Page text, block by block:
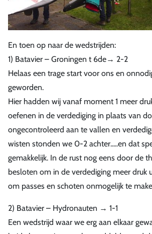
En toen op naar de wedstrijden:
1) Batavier – Groningen t 6de→ 2-2
Helaas een trage start voor ons en
geworden.
Hier hadden wij vanaf moment 1 meer
oefenen in de verdediging in plaats van
ongecontroleerd aan te vallen en
wisten stonden we 0-2 achter.....en dat
gemakkelijk. In de rust nog eens door de
besloten om in de verdediging meer druk
om passes en schoten onmogelijk te
2) Batavier – Hydronauten → 1-1
Een wedstrijd waar we erg aan elkaar